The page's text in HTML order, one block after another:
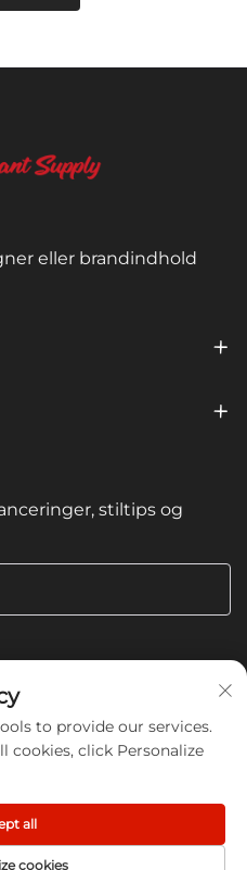
eller brandindhold
stiltips og
Guanwen cleaning
reserved -Privatlivspolitik
to provide our services.
cookies, click Personalize
cookies
all